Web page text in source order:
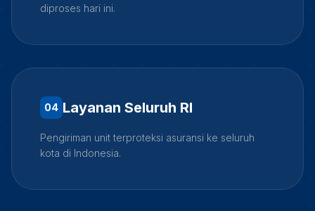
diproses hari ini.
04 Layanan Seluruh RI
Pengiriman unit terproteksi asuransi ke seluruh
kota di Indonesia.